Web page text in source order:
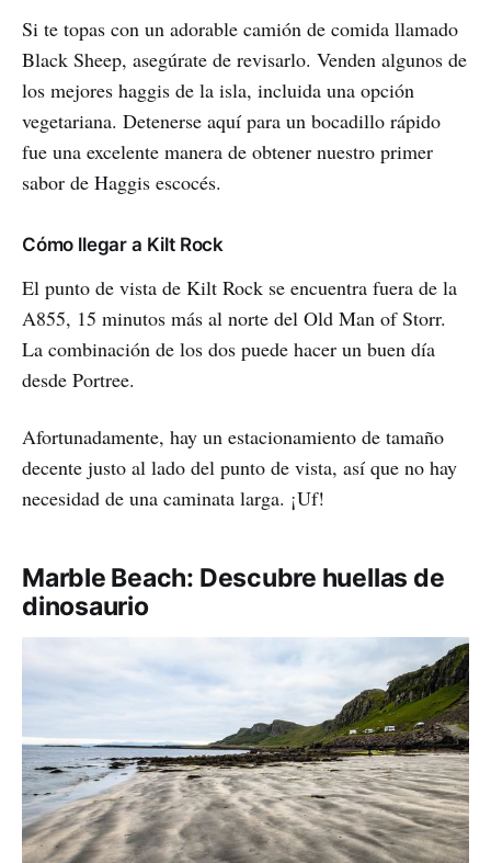
Si te topas con un adorable camión de comida llamado
Black Sheep, asegúrate de revisarlo. Venden algunos de
los mejores haggis de la isla, incluida una opción
vegetariana. Detenerse aquí para un bocadillo rápido
fue una excelente manera de obtener nuestro primer
sabor de Haggis escocés.
Cómo llegar a Kilt Rock
El punto de vista de Kilt Rock se encuentra fuera de la
A855, 15 minutos más al norte del Old Man of Storr.
La combinación de los dos puede hacer un buen día
desde Portree.
Afortunadamente, hay un estacionamiento de tamaño
decente justo al lado del punto de vista, así que no hay
necesidad de una caminata larga. ¡Uf!
Marble Beach: Descubre huellas de
dinosaurio